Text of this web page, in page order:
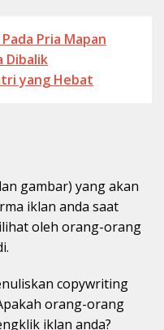
Pria Mapan
Dibalik
yang Hebat
gambar) yang akan
iklan anda saat
oleh orang-orang
copywriting
orang-orang
iklan anda?